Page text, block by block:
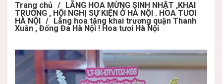
Trang chủ / LẴNG HOA MỪNG SINH NHẬT ,KHAI
TRƯƠNG , HỘI NGHỊ SỰ KIỆN Ở HÀ NỘI . HOA TƯƠI
HÀ NỘI / Lẵng hoa tặng khai trương quận Thanh
Xuân , Đống Đa Hà Nội ! Hoa tươi Hà Nội